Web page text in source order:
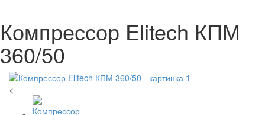
Компрессор Elitech КПМ
360/50
<